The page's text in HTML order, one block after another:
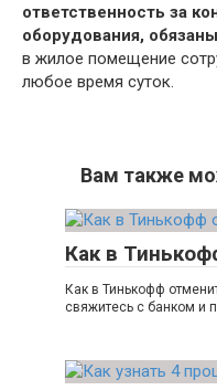
ответственность за
оборудования,
в жилое помещение
любое время суток.
Вам также
Как в
Как в Тинькофф
свяжитесь с банком и